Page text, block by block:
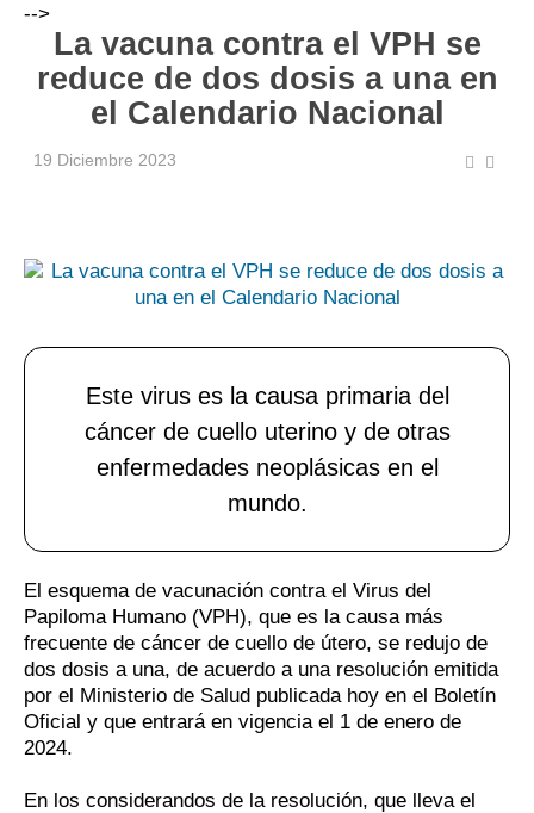
-->
La vacuna contra el VPH se
reduce de dos dosis a una en
el Calendario Nacional
19 Diciembre 2023
Este virus es la causa primaria del
cáncer de cuello uterino y de otras
enfermedades neoplásicas en el
mundo.
El esquema de vacunación contra el Virus del
Papiloma Humano (VPH), que es la causa más
frecuente de cáncer de cuello de útero, se redujo de
dos dosis a una, de acuerdo a una resolución emitida
por el Ministerio de Salud publicada hoy en el Boletín
Oficial y que entrará en vigencia el 1 de enero de
2024.
En los considerandos de la resolución, que lleva el